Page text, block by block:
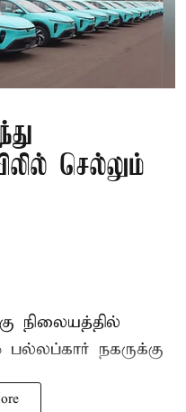
செல்லும்
நிலையத்தில்
பல்லப்கார் நகருக்கு